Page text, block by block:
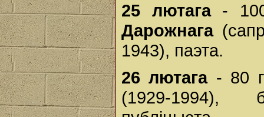
25 лютага- 100
Дарожнага
1943), паэта.
26 лютага- 80
(1929-1994),